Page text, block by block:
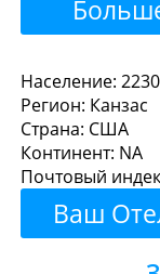
Население:
Регион: Канзас
Страна: США
Континент: NA
Почтовый
Ваш